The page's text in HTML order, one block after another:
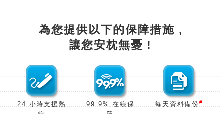
為您提供以下的保障措施 ,
讓您安枕無憂 !
24 小時支援熱
99.9% 在線保
每天資料備份#